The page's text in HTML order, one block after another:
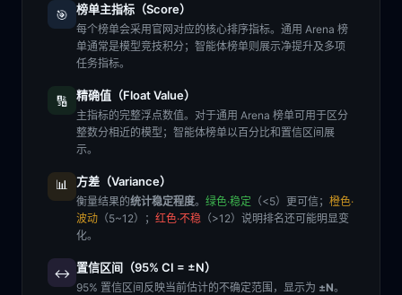
🎯 榜单主指标（Score）
每个榜单会采用官网对应的核心排序指标。通用 Arena 榜
单通常是模型竞技积分；智能体榜单则展示净提升及多项
任务指标。
🔢 精确值（Float Value）
主指标的完整浮点数值。对于通用 Arena 榜单可用于区分
整数分相近的模型；智能体榜单以百分比和置信区间展
示。
📊 方差（Variance）
衡量结果的统计稳定程度。 绿色·稳定 （<5）更可信； 橙色·
波动 （5~12）； 红色·不稳 （>12）说明排名还可能明显变
化。
↔️ 置信区间（95% CI = ±N）
95% 置信区间反映当前估计的不确定范围，显示为 ±N。